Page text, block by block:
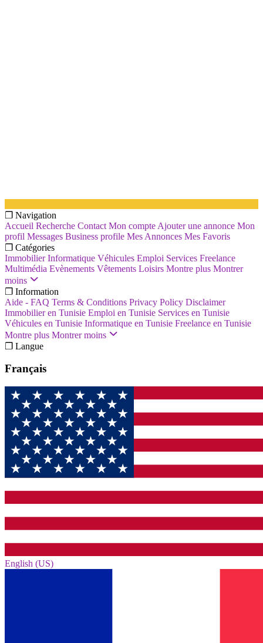
❐ Navigation
Accueil Recherche Contact Mon compte Ajouter une annonce Mon
profil Messages Business profile Mes Annonces Mes Favoris
❐ Catégories
Immobilier Informatique Véhicules Emploi Services Freelance
Multimédia Evènements Vêtements Loisirs Montre plus Montrer
moins
❐ Information
Aide - FAQ Terms & Conditions Privacy Policy Disclaimer
Immobilier en Tunisie Emploi en Tunisie Services en Tunisie
Véhicules en Tunisie Informatique en Tunisie Freelance en Tunisie
Montre plus Montrer moins
❐ Langue
Français
English (US)‎